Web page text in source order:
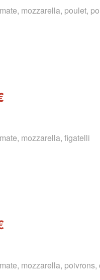
mozzarella, poulet,
mozzarella, figatelli
mozzarella, poivrons,